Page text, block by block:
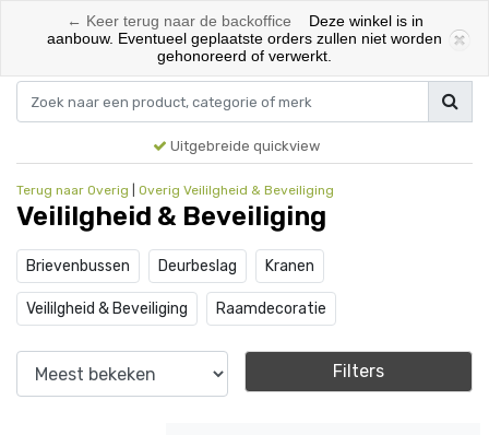
Inloggen
0
Uitgebreide quickview
Terug naar Overig Overig Veililgheid & Beveiliging
Veililgheid & Beveiliging
Brievenbussen Deurbeslag Kranen
Veililgheid & Beveiliging Raamdecoratie
Filters
← Keer terug naar de backoffice Deze winkel is in
aanbouw. Eventueel geplaatste orders zullen niet worden
gehonoreerd of verwerkt.